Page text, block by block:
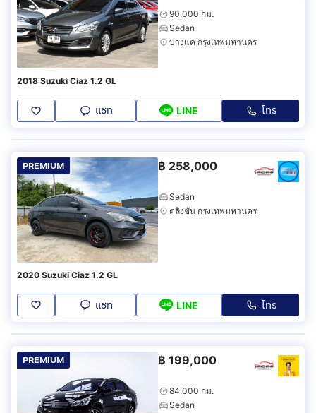
90,000 กม.
Sedan
บางแค กรุงเทพมหานคร
2018 Suzuki Ciaz 1.2 GL
แชท LINE โทร
PREMIUM ฿ 258,000
Sedan
ตลิ่งชัน กรุงเทพมหานคร
2020 Suzuki Ciaz 1.2 GL
แชท LINE โทร
PREMIUM ฿ 199,000
84,000 กม.
Sedan